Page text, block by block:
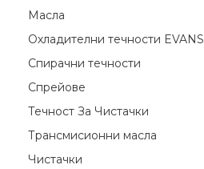
Масла
Охладителни течности EVANS
Спирачни течности
Спрейове
Течност За Чистачки
Трансмисионни масла
Чистачки